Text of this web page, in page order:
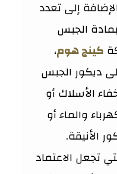
إلى تعدد
الجبس
كينج هوم،
ديكور الجبس
الأسلاك أو
والماء أو
الأنيقة.
تجعل الاعتماد